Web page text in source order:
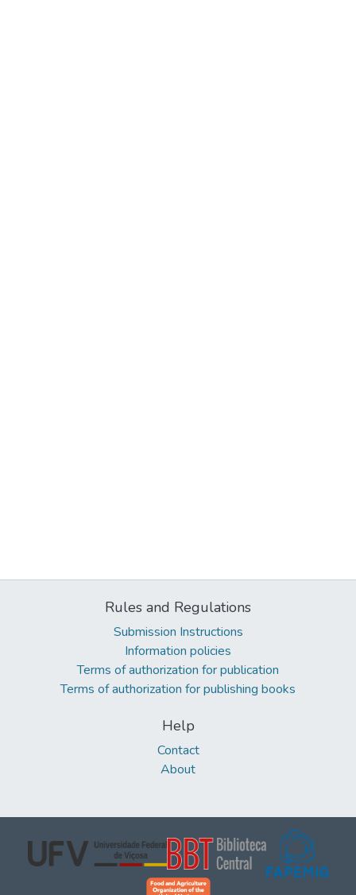
Rules and Regulations
Submission Instructions
Information policies
Terms of authorization for publication
Terms of authorization for publishing books
Help
Contact
About